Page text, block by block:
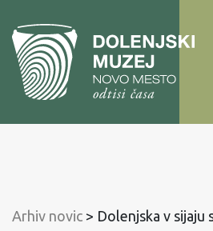
vsebinoNa
glavni
meni
Arhiv novic > Dolenjska v sijaju